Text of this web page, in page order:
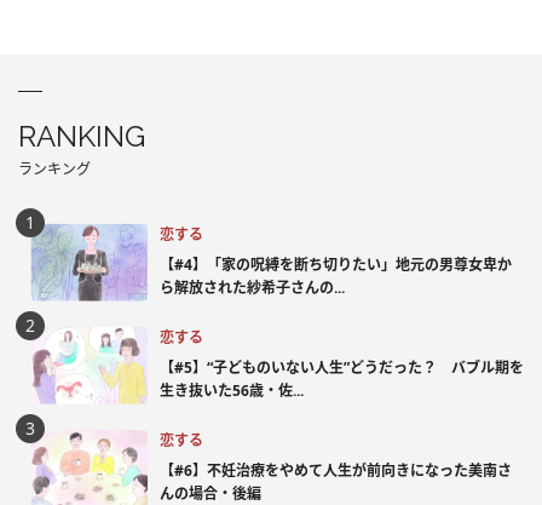
RANKING
ランキング
恋する
【#4】「家の呪縛を断ち切りたい」地元の男尊女卑か
ら解放された紗希子さんの...
恋する
【#5】“子どものいない人生”どうだった？ バブル期を
生き抜いた56歳・佐...
恋する
【#6】不妊治療をやめて人生が前向きになった美南さ
んの場合・後編